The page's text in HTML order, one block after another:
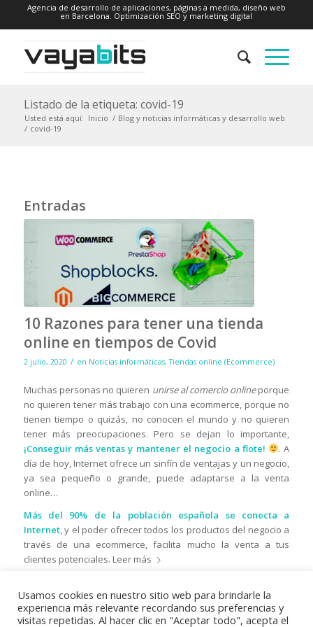
Agencia de desarrollo de aplicaciones, páginas a medida, diseño web
en Barcelona. Optimización SEO y marketing digital
Listado de la etiqueta: covid-19
Usted está aquí: Inicio / Blog y noticias informáticas y desarrollo web
/ covid-19
Entradas
10 Razones para tener una tienda
online en tiempos de Covid
2 julio, 2020 / en Noticias informáticas,Tiendas online (Ecommerce)
Muchas personas no quieren unirse al comercio onlineporque
no quieren tener más trabajo con una ecommerce, porque no
tienen tiempo o quizás, no conocen el mundo y no quieren
tener más preocupaciones. Pero se dejan lo importante,
¡Conseguir más ventas y mantener el negocio a flote!
. A
día de hoy, Internet ofrece un sinfín de ventajas y un negocio,
ya sea pequeño o grande, puede adaptarse a la venta
online…
Más del 90% de la población española se conecta a
Internet, y el poder ofrecer todos los productos del negocio a
través de una ecommerce, facilita mucho la venta a tus
clientes potenciales. Leer más
Usamos cookies en nuestro sitio web para brindarle la
experiencia más relevante recordando sus preferencias y
visitas repetidas. Al hacer clic en "Aceptar todo", acepta el